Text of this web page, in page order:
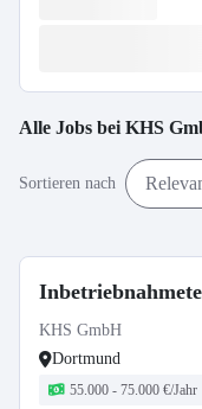
Alle Jobs bei KHS
Sortieren nach
KHS GmbH
Dortmund
55.000 - 75.000 €/Jahr